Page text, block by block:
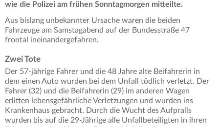
wie die Polizei am frühen Sonntagmorgen mitteilte.
Aus bislang unbekannter Ursache waren die beiden
Fahrzeuge am Samstagabend auf der Bundesstraße 47
frontal ineinandergefahren.
Zwei Tote
Der 57-jährige Fahrer und die 48 Jahre alte Beifahrerin in
dem einen Auto wurden bei dem Unfall tödlich verletzt. Der
Fahrer (32) und die Beifahrerin (29) im anderen Wagen
erlitten lebensgefährliche Verletzungen und wurden ins
Krankenhaus gebracht. Durch die Wucht des Aufpralls
wurden bis auf die 29-Jährige alle Unfallbeteiligten in ihren